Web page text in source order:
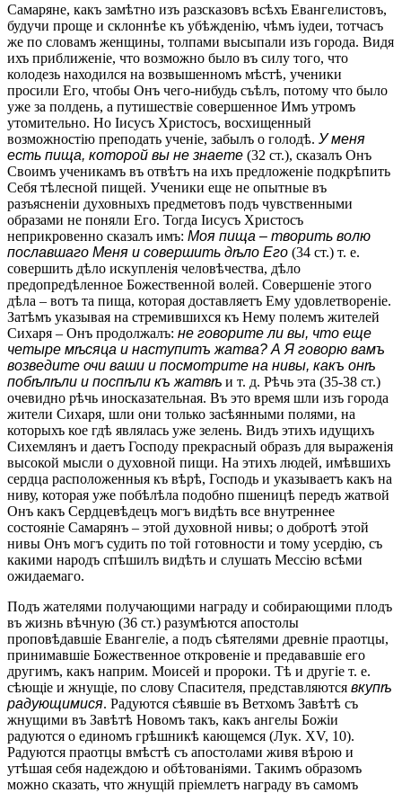
Самаряне, какъ замѣтно изъ разсказовъ всѣхъ Евангелистовъ,
будучи проще и склоннѣе къ убѣжденію, чѣмъ іудеи, тотчасъ
же по словамъ женщины, толпами высыпали изъ города. Видя
ихъ приближеніе, что возможно было въ силу того, что
колодезь находился на возвышенномъ мѣстѣ, ученики
просили Его, чтобы Онъ чего-нибудь съѣлъ, потому что было
уже за полдень, а путишествіе совершенное Имъ утромъ
утомительно. Но Iисусъ Христосъ, восхищенный
возможностію преподать ученіе, забылъ о голодѣ. У меня
есть пища, которой вы не знаете (32 ст.), сказалъ Онъ
Своимъ ученикамъ въ отвѣтъ на ихъ предложеніе подкрѣпить
Себя тѣлесной пищей. Ученики еще не опытные въ
разъясненіи духовныхъ предметовъ подъ чувственными
образами не поняли Его. Тогда Iисусъ Христосъ
неприкровенно сказалъ имъ: Моя пища – творить волю
пославшаго Меня и совершить дѣло Его (34 ст.) т. е.
совершить дѣло искупленія человѣчества, дѣло
предопредѣленное Божественной волей. Совершеніе этого
дѣла – вотъ та пища, которая доставляетъ Ему удовлетвореніе.
Затѣмъ указывая на стремившихся къ Нему полемъ жителей
Сихаря – Онъ продолжалъ: не говорите ли вы, что еще
четыре мѣсяца и наступитъ жатва? А Я говорю вамъ
возведите очи ваши и посмотрите на нивы, какъ онѣ
побѣлѣли и поспѣли къ жатвѣ и т. д. Рѣчь эта (35-38 ст.)
очевидно рѣчь иносказательная. Въ это время шли изъ города
жители Сихаря, шли они только засѣянными полями, на
которыхъ кое гдѣ являлась уже зелень. Видъ этихъ идущихъ
Сихемлянъ и даетъ Господу прекрасный образъ для выраженія
высокой мысли о духовной пищи. На этихъ людей, имѣвшихъ
сердца расположенныя къ вѣрѣ, Господь и указываетъ какъ на
ниву, которая уже побѣлѣла подобно пшеницѣ передъ жатвой
Онъ какъ Сердцевѣдецъ могъ видѣть все внутреннее
состояніе Самарянъ – этой духовной нивы; о добротѣ этой
нивы Онъ могъ судить по той готовности и тому усердію, съ
какими народъ спѣшилъ видѣть и слушать Мессію всѣми
ожидаемаго.
Подъ жателями получающими награду и собирающими плодъ
въ жизнь вѣчную (36 ст.) разумѣются апостолы
проповѣдавшіе Евангеліе, а подъ сѣятелями древніе праотцы,
принимавшіе Божественное откровеніе и предававшіе его
другимъ, какъ наприм. Моисей и пророки. Тѣ и другіе т. е.
сѣющіе и жнущіе, по слову Спасителя, представляются вкупѣ
радующимися. Радуются сѣявшіе въ Ветхомъ Завѣтѣ съ
жнущими въ Завѣтѣ Новомъ такъ, какъ ангелы Божіи
радуются о единомъ грѣшникѣ кающемся (Лук. XV, 10).
Радуются праотцы вмѣстѣ съ апостолами живя вѣрою и
утѣшая себя надеждою и обѣтованіями. Такимъ образомъ
можно сказать, что жнущій пріемлетъ награду въ самомъ